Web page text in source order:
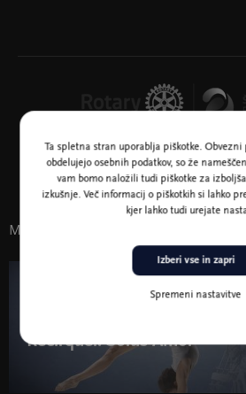
Morda vas zanima tudi
Recirquel: Solus Amor
Ta spletna stran uporablja piškotke.
obdelujejo osebnih podatkov, so že
vam bomo naložili tudi piškotke za
izkušnje. Več informacij o piškotkih si lahko
kjer lahko tudi urejate
Spremeni nastavitve
Izberi vse in zapri